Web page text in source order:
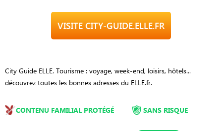
VISITE CITY-GUIDE.ELLE.FR
City Guide ELLE. Tourisme : voyage, week-end, loisirs, hôtels...
découvrez toutes les bonnes adresses du ELLE.fr.
CONTENU FAMILIAL PROTÉGÉ SANS RISQUE